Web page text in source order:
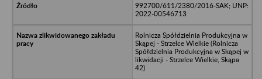
992700/611/2380/2016-SAK; UNP:
2022-00546713
Rolnicza Spółdzielnia Produkcyjna w
Skąpej - Strzelce Wielkie (Rolnicza
Spółdzielnia Produkcyjna w Skąpej w
likwidacji - Strzelce Wielkie, Skąpa
42)